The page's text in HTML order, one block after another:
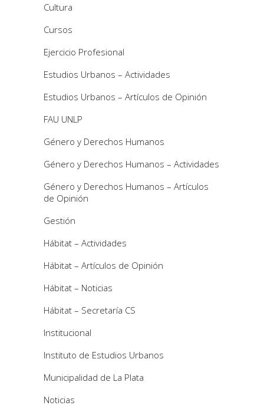
Cultura
Cursos
Ejercicio Profesional
Estudios Urbanos – Actividades
Estudios Urbanos – Artículos de Opinión
FAU UNLP
Género y Derechos Humanos
Género y Derechos Humanos – Actividades
Género y Derechos Humanos – Artículos
de Opinión
Gestión
Hábitat – Actividades
Hábitat – Artículos de Opinión
Hábitat – Noticias
Hábitat – Secretaría CS
Institucional
Instituto de Estudios Urbanos
Municipalidad de La Plata
Noticias